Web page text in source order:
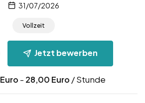
31/07/2026
Vollzeit
Jetzt bewerben
Euro - 28,00 Euro / Stunde